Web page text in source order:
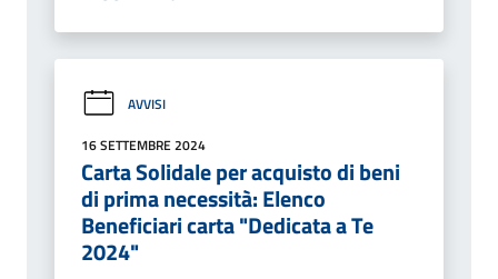
AVVISI
16 SETTEMBRE 2024
Carta Solidale per acquisto di beni
di prima necessità: Elenco
Beneficiari carta "Dedicata a Te
2024"